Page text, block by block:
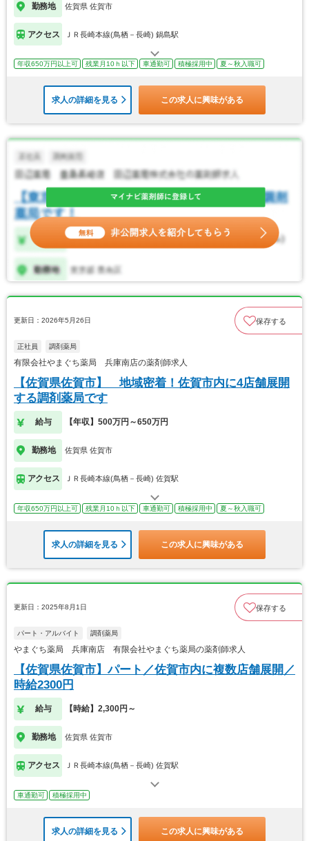
勤務地 佐賀県 佐賀市
アクセス ＪＲ長崎本線(鳥栖－長崎) 鍋島駅
年収650万円以上可 残業月10ｈ以下 車通勤可 積極採用中 夏～秋入職可
求人の詳細を見る この求人に興味がある
更新日：2026年5月26日 保存する
正社員 調剤薬局
有限会社やまぐち薬局 兵庫南店の薬剤師求人
【佐賀県佐賀市】 地域密着！佐賀市内に4店舗展開
する調剤薬局です
給与 【年収】500万円～650万円
勤務地 佐賀県 佐賀市
アクセス ＪＲ長崎本線(鳥栖－長崎) 佐賀駅
年収650万円以上可 残業月10ｈ以下 車通勤可 積極採用中 夏～秋入職可
求人の詳細を見る この求人に興味がある
更新日：2025年8月1日 保存する
パート・アルバイト 調剤薬局
やまぐち薬局 兵庫南店 有限会社やまぐち薬局の薬剤師求人
【佐賀県佐賀市】パート／佐賀市内に複数店舗展開／
時給2300円
給与 【時給】2,300円～
勤務地 佐賀県 佐賀市
アクセス ＪＲ長崎本線(鳥栖－長崎) 佐賀駅
車通勤可 積極採用中
求人の詳細を見る この求人に興味がある